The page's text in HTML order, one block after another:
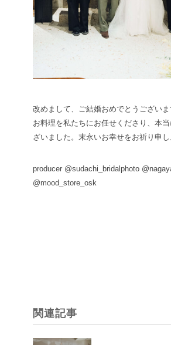
改めまして、ご結婚おめでとうございま
お料理を私たちにお任せくださり、 本
ざいました。 末永いお幸せをお祈り申し
producer @sudachi_bridalphoto
@mood_store_osk
関連記事